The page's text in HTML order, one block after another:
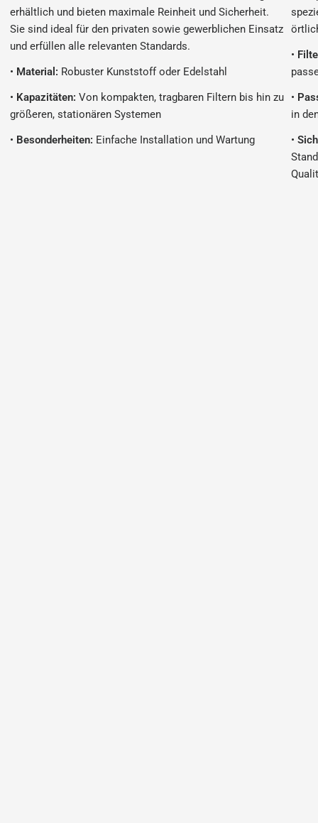
erhältlich und bieten maximale Reinheit und Sicherheit.
Sie sind ideal für den privaten sowie gewerblichen Einsatz
und erfüllen alle relevanten Standards.
• Material: Robuster Kunststoff oder Edelstahl
• Kapazitäten: Von kompakten, tragbaren Filtern bis hin zu
größeren, stationären Systemen
• Besonderheiten: Einfache Installation und Wartung
•
•
in
•